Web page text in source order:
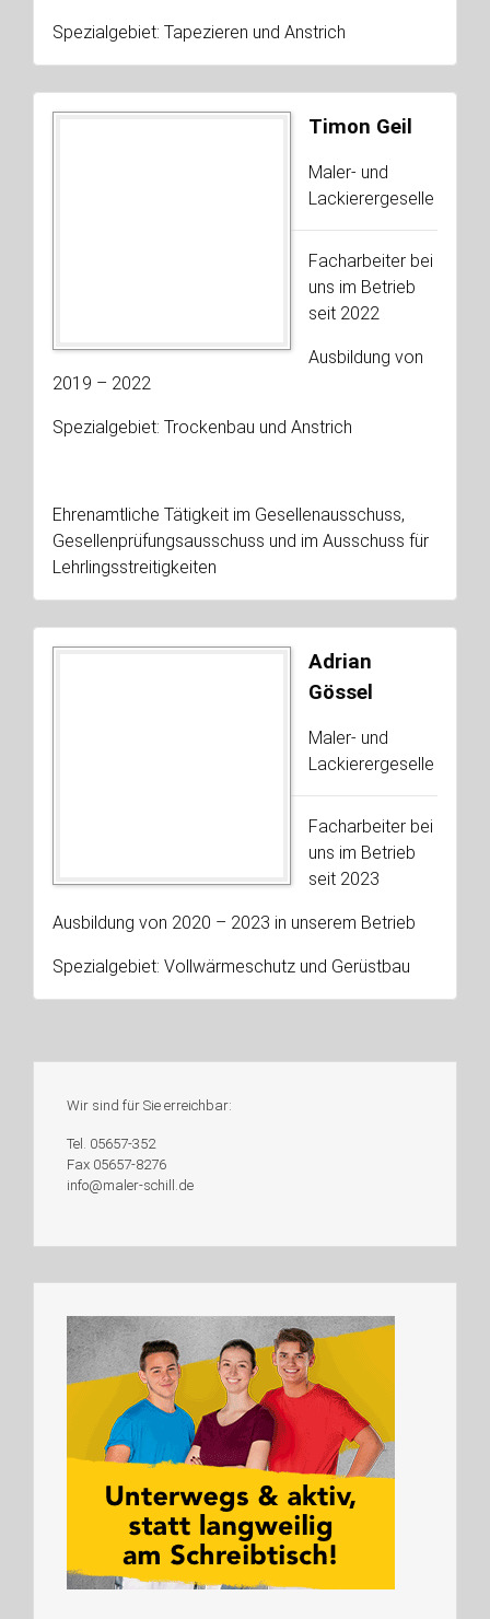
Spezialgebiet: Tapezieren und Anstrich
Timon Geil
Maler- und
Lackierergeselle
Facharbeiter bei
uns im Betrieb
seit 2022
Ausbildung von
2019 – 2022
Spezialgebiet: Trockenbau und Anstrich
Ehrenamtliche Tätigkeit im Gesellenausschuss,
Gesellenprüfungsausschuss und im Ausschuss für
Lehrlingsstreitigkeiten
Adrian
Gössel
Maler- und
Lackierergeselle
Facharbeiter bei
uns im Betrieb
seit 2023
Ausbildung von 2020 – 2023 in unserem Betrieb
Spezialgebiet: Vollwärmeschutz und Gerüstbau
Wir sind für Sie erreichbar:
Tel. 05657-352
Fax 05657-8276
info@maler-schill.de